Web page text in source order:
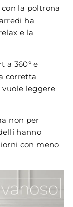
con la poltrona
ha
e la
a 360° e
corretta
leggere
non per
hanno
con meno